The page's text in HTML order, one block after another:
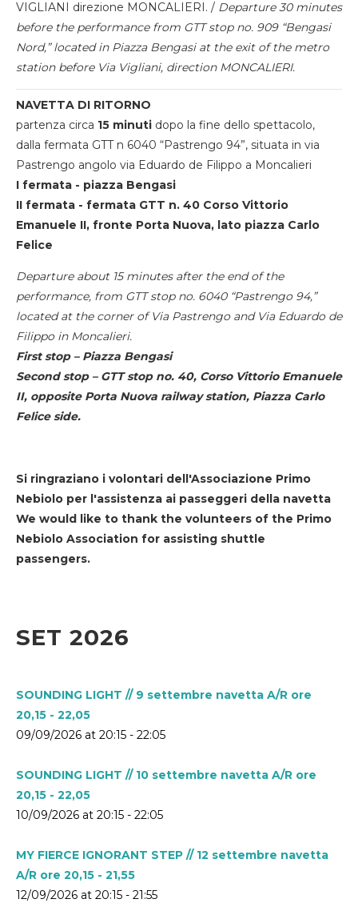
VIGLIANI direzione MONCALIERI. / Departure 30 minutes
before the performance from GTT stop no. 909 “Bengasi
Nord,” located in Piazza Bengasi at the exit of the metro
station before Via Vigliani, direction MONCALIERI.
NAVETTA DI RITORNO
partenza circa 15 minuti dopo la fine dello spettacolo,
dalla fermata GTT n 6040 “Pastrengo 94”, situata in via
Pastrengo angolo via Eduardo de Filippo a Moncalieri
I fermata - piazza Bengasi
II fermata - fermata GTT n. 40 Corso Vittorio
Emanuele II, fronte Porta Nuova, lato piazza Carlo
Felice
Departure about 15 minutes after the end of the
performance, from GTT stop no. 6040 “Pastrengo 94,”
located at the corner of Via Pastrengo and Via Eduardo de
Filippo in Moncalieri.
First stop – Piazza Bengasi
Second stop – GTT stop no. 40, Corso Vittorio Emanuele
II, opposite Porta Nuova railway station, Piazza Carlo
Felice side.
Si ringraziano i volontari dell'Associazione Primo
Nebiolo per l'assistenza ai passeggeri della navetta
We would like to thank the volunteers of the Primo
Nebiolo Association for assisting shuttle
passengers.
SET 2026
SOUNDING LIGHT // 9 settembre navetta A/R ore
20,15 - 22,05
09/09/2026 at 20:15 - 22:05
SOUNDING LIGHT // 10 settembre navetta A/R ore
20,15 - 22,05
10/09/2026 at 20:15 - 22:05
MY FIERCE IGNORANT STEP // 12 settembre navetta
A/R ore 20,15 - 21,55
12/09/2026 at 20:15 - 21:55